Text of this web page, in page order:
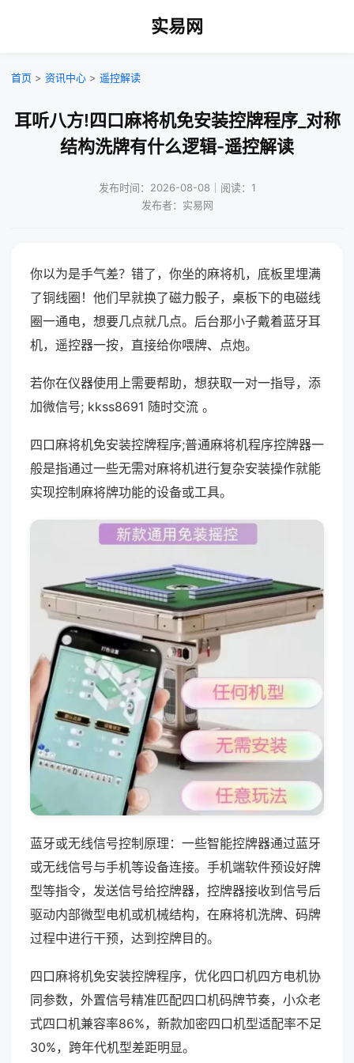
实易网
首页 > 资讯中心 > 遥控解读
耳听八方!四口麻将机免安装控牌程序_对称
结构洗牌有什么逻辑-遥控解读
发布时间：2026-08-08｜阅读：1
发布者：实易网
你以为是手气差？错了，你坐的麻将机，底板里埋满
了铜线圈！他们早就换了磁力骰子，桌板下的电磁线
圈一通电，想要几点就几点。后台那小子戴着蓝牙耳
机，遥控器一按，直接给你喂牌、点炮。
若你在仪器使用上需要帮助，想获取一对一指导，添
加微信号; kkss8691 随时交流 。
四口麻将机免安装控牌程序;普通麻将机程序控牌器一
般是指通过一些无需对麻将机进行复杂安装操作就能
实现控制麻将牌功能的设备或工具。
蓝牙或无线信号控制原理：一些智能控牌器通过蓝牙
或无线信号与手机等设备连接。手机端软件预设好牌
型等指令，发送信号给控牌器，控牌器接收到信号后
驱动内部微型电机或机械结构，在麻将机洗牌、码牌
过程中进行干预，达到控牌目的。
四口麻将机免安装控牌程序，优化四口机四方电机协
同参数，外置信号精准匹配四口机码牌节奏，小众老
式四口机兼容率86%，新款加密四口机型适配率不足
30%，跨年代机型差距明显。